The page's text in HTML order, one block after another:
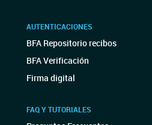
AUTENTICACIONES
BFA Repositorio recibos
BFA Verificación
Firma digital
FAQ Y TUTORIALES